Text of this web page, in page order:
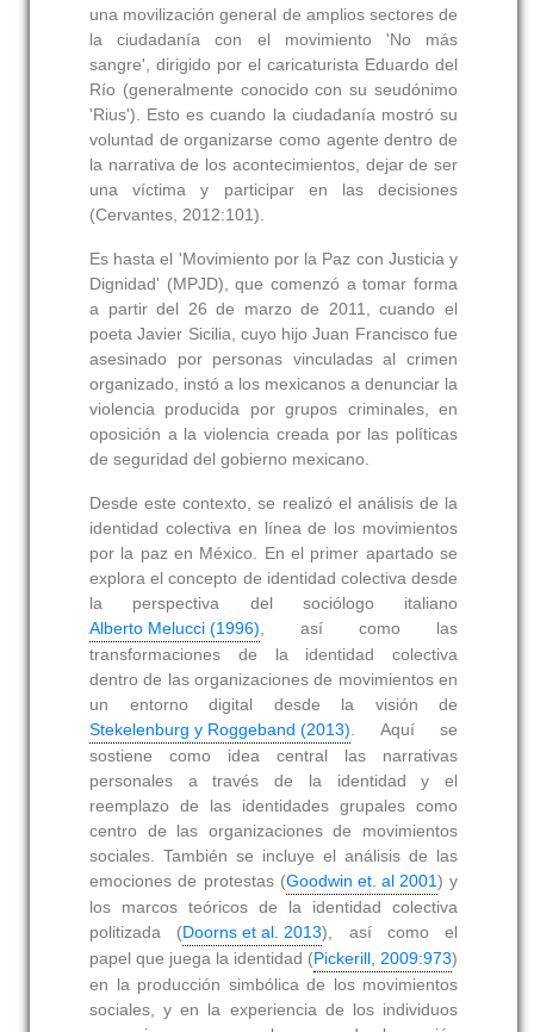
una movilización general de amplios sectores de
la ciudadanía con el movimiento 'No más
sangre', dirigido por el caricaturista Eduardo del
Río (generalmente conocido con su seudónimo
'Rius'). Esto es cuando la ciudadanía mostró su
voluntad de organizarse como agente dentro de
la narrativa de los acontecimientos, dejar de ser
una víctima y participar en las decisiones
(Cervantes, 2012:101).
Es hasta el 'Movimiento por la Paz con Justicia y
Dignidad' (MPJD), que comenzó a tomar forma
a partir del 26 de marzo de 2011, cuando el
poeta Javier Sicilia, cuyo hijo Juan Francisco fue
asesinado por personas vinculadas al crimen
organizado, instó a los mexicanos a denunciar la
violencia producida por grupos criminales, en
oposición a la violencia creada por las políticas
de seguridad del gobierno mexicano.
Desde este contexto, se realizó el análisis de la
identidad colectiva en línea de los movimientos
por la paz en México. En el primer apartado se
explora el concepto de identidad colectiva desde
la perspectiva del sociólogo italiano
Alberto Melucci (1996) , así como las
transformaciones de la identidad colectiva
dentro de las organizaciones de movimientos en
un entorno digital desde la visión de
Stekelenburg y Roggeband (2013) . Aquí se
sostiene como idea central las narrativas
personales a través de la identidad y el
reemplazo de las identidades grupales como
centro de las organizaciones de movimientos
sociales. También se incluye el análisis de las
emociones de protestas (Goodwin et. al 2001) y
los marcos teóricos de la identidad colectiva
politizada (Doorns et al. 2013), así como el
papel que juega la identidad (Pickerill, 2009:973)
en la producción simbólica de los movimientos
sociales, y en la experiencia de los individuos